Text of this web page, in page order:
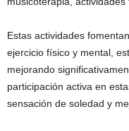
Estas actividades
ejercicio físico y mental,
mejorando
participación activa en
sensación de soledad y